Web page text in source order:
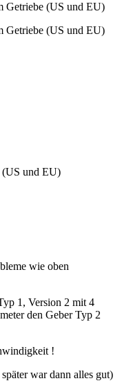
Getriebe (US und EU)
Getriebe (US und EU)
(US und EU)
wie oben
1, Version 2 mit 4
den Geber Typ 2
!
war dann alles gut)